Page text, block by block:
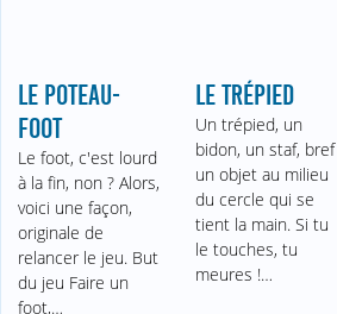
LE POTEAU-
FOOT
Le foot, c'est lourd
à la fin, non ? Alors,
voici une façon,
originale de
relancer le jeu. But
du jeu Faire un
foot,…
LE TRÉPIED
Un trépied, un
bidon, un staf, bref
un objet au milieu
du cercle qui se
tient la main. Si tu
le touches, tu
meures !…